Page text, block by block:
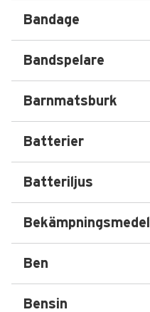
Bandage
Bandspelare
Barnmatsburk
Batterier
Batteriljus
Bekämpningsmedel
Ben
Bensin